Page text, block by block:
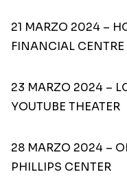
21 MARZO 2024 –
FINANCIAL CENTRE
23 MARZO 2024 –
YOUTUBE THEATER
28 MARZO 2024 –
PHILLIPS CENTER